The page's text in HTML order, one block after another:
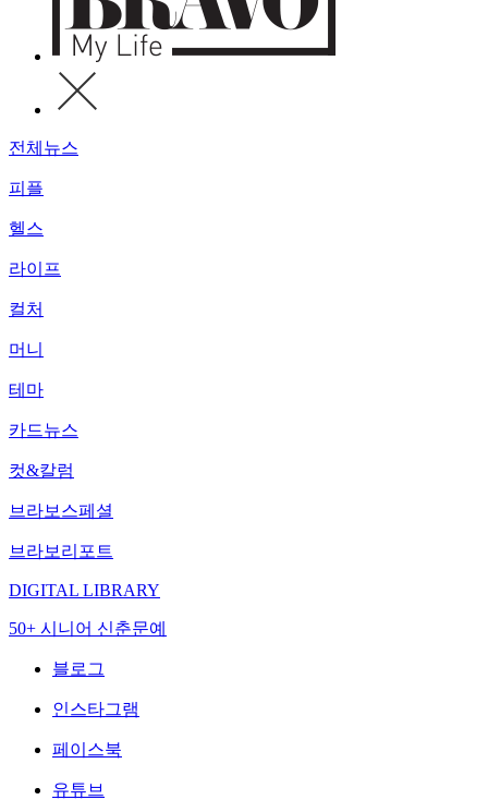
전체뉴스
피플
헬스
라이프
컬처
머니
테마
카드뉴스
컷&칼럼
브라보스페셜
브라보리포트
DIGITAL LIBRARY
50+ 시니어 신춘문예
블로그
인스타그램
페이스북
유튜브